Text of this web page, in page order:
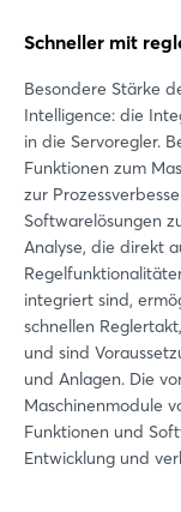
Schneller mit
Besondere Stärke
Intelligence: die
in die Servoregler.
Funktionen zum
zur
Softwarelösungen
Analyse, die direkt
integriert sind,
schnellen
und sind
und Anlagen. Die
Maschinenmodule
Funktionen und
Entwicklung und